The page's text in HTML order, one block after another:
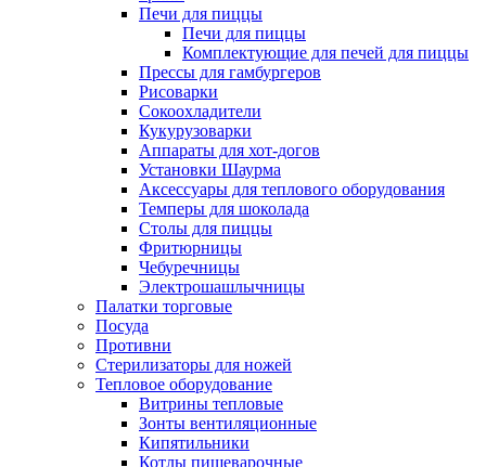
Печи для пиццы
Печи для пиццы
Комплектующие для печей для пиццы
Прессы для гамбургеров
Рисоварки
Сокоохладители
Кукурузоварки
Аппараты для хот-догов
Установки Шаурма
Аксессуары для теплового оборудования
Темперы для шоколада
Столы для пиццы
Фритюрницы
Чебуречницы
Электрошашлычницы
Палатки торговые
Посуда
Противни
Стерилизаторы для ножей
Тепловое оборудование
Витрины тепловые
Зонты вентиляционные
Кипятильники
Котлы пищеварочные